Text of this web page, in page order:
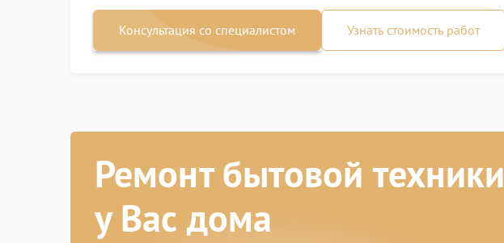
Консультация со специалистом Узнать стоимость работ
Ремонт бытовой техники
у Вас дома